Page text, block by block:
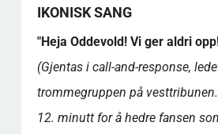
IKONISK SANG
"Heja Oddevold! Vi ger aldri
(Gjentas i call-and-response,
trommegruppen på
12. minutt for å hedre fansen